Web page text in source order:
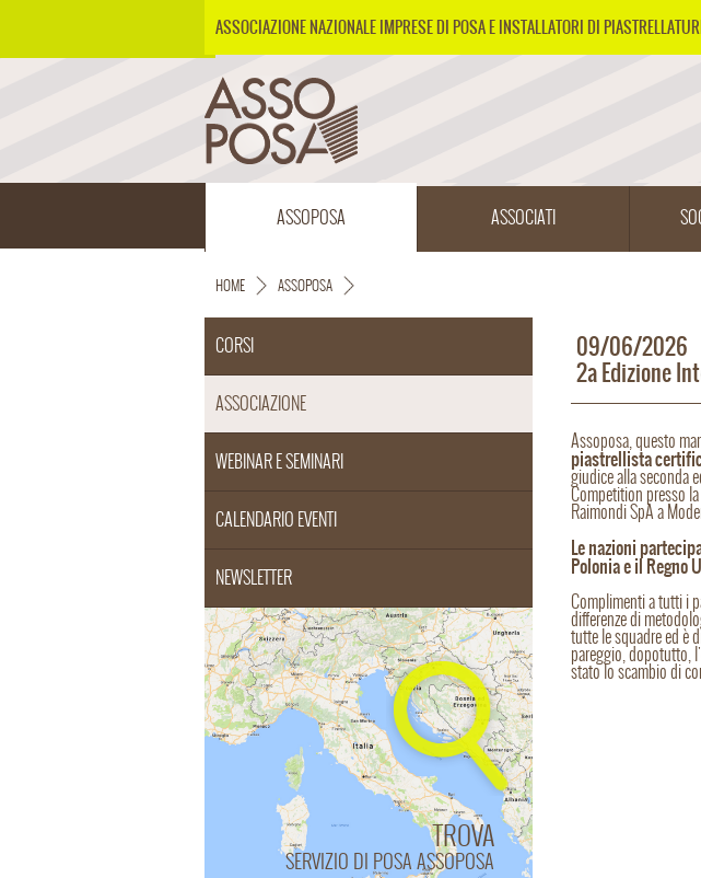
ASSOCIAZIONE NAZIONALE IMPRESE DI POSA E INSTALLATORI DI
ASSOPOSA ASSOCIATI
HOME ASSOPOSA
CORSI
ASSOCIAZIONE
WEBINAR E SEMINARI
CALENDARIO EVENTI
NEWSLETTER
TROVA
SERVIZIO DI POSA ASSOPOSA
09/06/2026
2a Edizione
Assoposa, questo
piastrellista
giudice alla seconda
Competition presso
Raimondi SpA a
Le nazioni
Polonia e il Regno
Complimenti a tutti i
differenze di
tutte le squadre ed è
pareggio, dopotutto,
stato lo scambio di